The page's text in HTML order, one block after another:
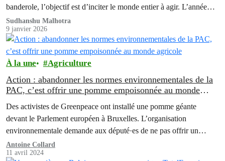
banderole, l’objectif est d’inciter le monde entier à agir. L’année
2025 a été…
Sudhanshu Malhotra
9 janvier 2026
À la une Agriculture
Action : abandonner les normes environnementales de la
PAC, c’est offrir une pomme empoisonnée au monde
Des activistes de Greenpeace ont installé une pomme géante
devant le Parlement européen à Bruxelles. L’organisation
environnementale demande aux député·es de ne pas offrir un
cadeau empoisonné aux agriculteur·rices en supprimant les
mesures de protection de la nature de la politique agricole
Antoine Collard
11 avril 2024